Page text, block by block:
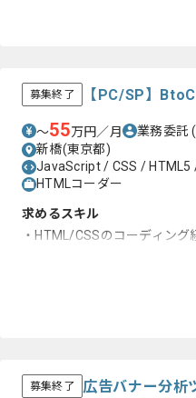
募集終了 【PC/SP】
〜55万円／月 業務委託
新橋(東京都)
JavaScript / CSS / HTML5
HTMLコーダー
求めるスキル
・HTML/CSSのコーディング
募集終了 広告バナー分析